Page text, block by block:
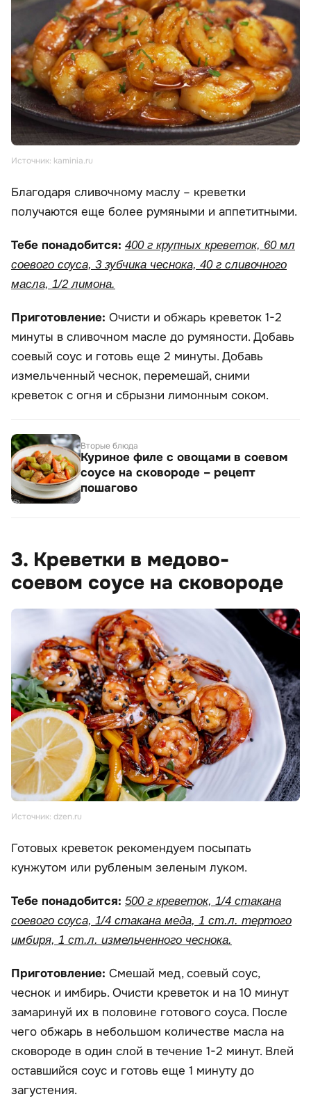
Источник: kaminia.ru
Благодаря сливочному маслу – креветки
получаются еще более румяными и аппетитными.
Тебе понадобится: 400 г крупных креветок, 60 мл
соевого соуса, 3 зубчика чеснока, 40 г сливочного
масла, 1/2 лимона.
Приготовление: Очисти и обжарь креветок 1-2
минуты в сливочном масле до румяности. Добавь
соевый соус и готовь еще 2 минуты. Добавь
измельченный чеснок, перемешай, сними
креветок с огня и сбрызни лимонным соком.
Вторые блюда
Куриное филе с овощами в соевом
соусе на сковороде – рецепт
пошагово
3. Креветки в медово-
соевом соусе на сковороде
Источник: dzen.ru
Готовых креветок рекомендуем посыпать
кунжутом или рубленым зеленым луком.
Тебе понадобится: 500 г креветок, 1/4 стакана
соевого соуса, 1/4 стакана меда, 1 ст.л. тертого
имбиря, 1 ст.л. измельченного чеснока.
Приготовление: Смешай мед, соевый соус,
чеснок и имбирь. Очисти креветок и на 10 минут
замаринуй их в половине готового соуса. После
чего обжарь в небольшом количестве масла на
сковороде в один слой в течение 1-2 минут. Влей
оставшийся соус и готовь еще 1 минуту до
загустения.